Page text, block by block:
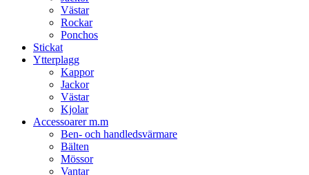
Västar
Rockar
Ponchos
Stickat
Ytterplagg
Kappor
Jackor
Västar
Kjolar
Accessoarer m.m
Ben- och handledsvärmare
Bälten
Mössor
Vantar